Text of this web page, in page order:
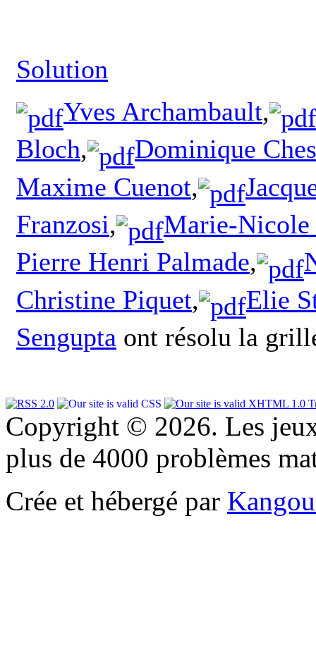
Solution
Yves Archambault,
Bloch,
Dominique
Maxime Cuenot,
Franzosi,
Marie-Nicole
Pierre Henri Palmade,
Christine Piquet,
Elie
Sengupta ont résolu la
Copyright © 2026. Les
plus de 4000 problèmes
Crée et hébergé par